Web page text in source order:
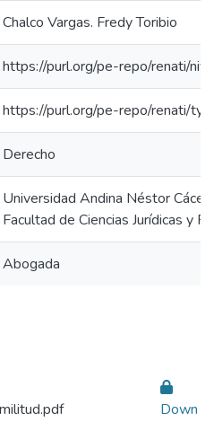
Chalco Vargas. Fredy Toribio
https://purl.org/pe-repo/renati/
https://purl.org/pe-repo/renati/
Derecho
Universidad Andina Néstor
Facultad de Ciencias Jurídicas y
Abogada
Down